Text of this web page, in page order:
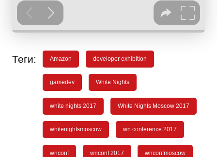
Теги: Amazon developer exhibition
gamedev White Nights
white nights 2017 White Nights Moscow 2017
whitenightsmoscow wn conference 2017
wnconf wnconf 2017 wnconfmoscow